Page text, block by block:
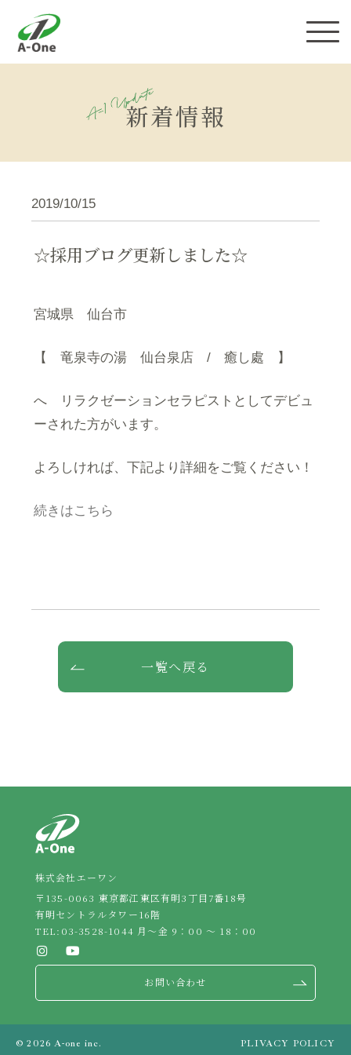
新着情報
2019/10/15
☆採用ブログ更新しました☆
宮城県 仙台市
【 竜泉寺の湯 仙台泉店 / 癒し處 】
へ リラクゼーションセラピストとしてデビュ
ーされた方がいます。
よろしければ、下記より詳細をご覧ください！
続きはこちら
一覧へ戻る
株式会社エーワン
〒135-0063 東京都江東区有明3丁目7番18号
有明セントラルタワー16階
TEL: 03-3528-1044 月～金 9：00 ～ 18：00
お問い合わせ
© 2026 A-one inc. PLIVACY POLICY